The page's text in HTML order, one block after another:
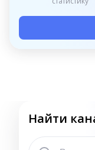
Найти